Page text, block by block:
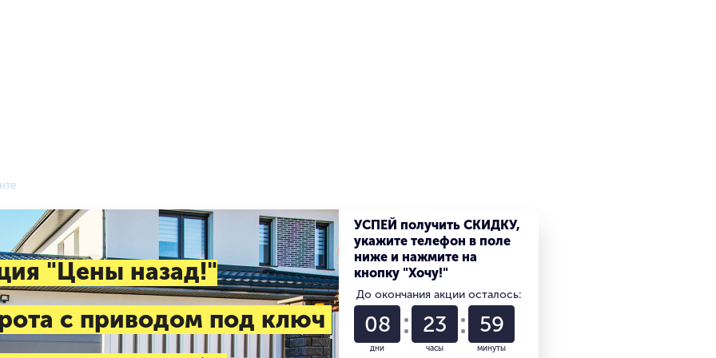
"Цены назад!"
с приводом под ключ
УСПЕЙ получить СКИДКУ,
укажите телефон в поле
ниже и нажмите на
кнопку "Хочу!"
До окончания акции осталось:
08
дни
23
часы
59
минуты